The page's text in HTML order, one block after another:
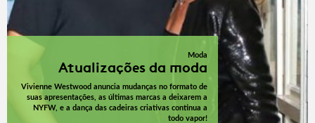
Moda
Atualizações da moda
Vivienne Westwood anuncia mudanças no formato de
suas apresentações, as últimas marcas a deixarem a
NYFW, e a dança das cadeiras criativas continua a
todo vapor!